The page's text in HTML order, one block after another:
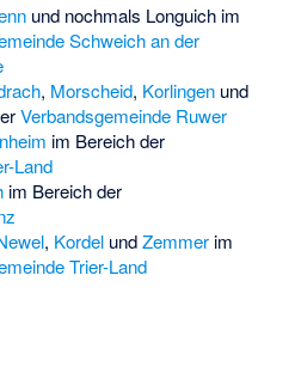
und nochmals Longuich im
Schweich an der
, Morscheid, Korlingenund
Verbandsgemeinde Ruwer
im Bereich der
Land
im Bereich der
, KordelundZemmerim
Trier-Land